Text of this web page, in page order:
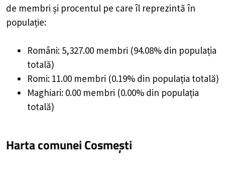
de membri și procentul pe care îl reprezintă în
populație:
Români: 5,327.00 membri (94.08% din populația
totală)
Romi: 11.00 membri (0.19% din populația totală)
Maghiari: 0.00 membri (0.00% din populația
totală)
Harta comunei Cosmești